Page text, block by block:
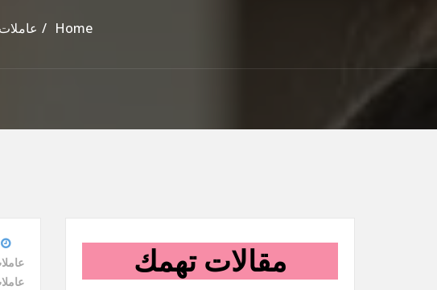
Home عاملات
مقالات تهمك